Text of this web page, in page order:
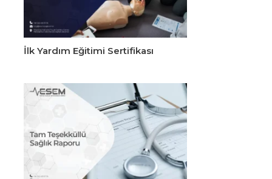
İlk Yardım Eğitimi Sertifikası